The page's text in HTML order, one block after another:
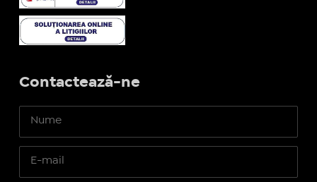
Contactează-ne